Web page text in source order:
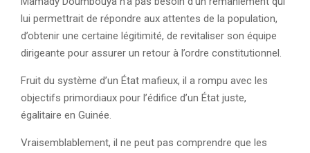
lui permettrait de répondre aux attentes de la population,
d’obtenir une certaine légitimité, de revitaliser son équipe
dirigeante pour assurer un retour à l’ordre constitutionnel.
Fruit du système d’un État mafieux, il a rompu avec les
objectifs primordiaux pour l’édifice d’un État juste,
égalitaire en Guinée.
Vraisemblablement, il ne peut pas comprendre que les